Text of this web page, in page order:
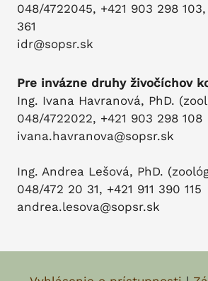
048/4722045, +421 903 298 103,
361
idr@sopsr.sk
Pre invázne druhy živočíchov
Ing. Ivana Havranová, PhD.
048/4722022, +421 903 298 108
ivana.havranova@sopsr.sk
Ing. Andrea Lešová, PhD.
048/472 20 31, +421 911 390 115
andrea.lesova@sopsr.sk